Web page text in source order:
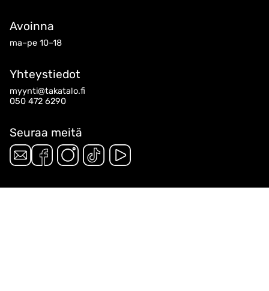
Avoinna
ma–pe 10–18
Yhteystiedot
myynti@takatalo.fi
050 472 6290
Seuraa meitä